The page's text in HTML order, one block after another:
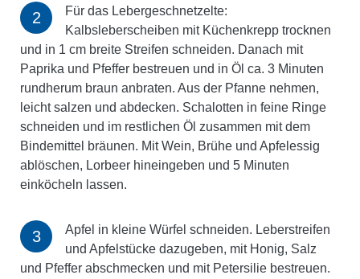
Für das Lebergeschnetzelte:
Kalbsleberscheiben mit Küchenkrepp trocknen
und in 1 cm breite Streifen schneiden. Danach mit
Paprika und Pfeffer bestreuen und in Öl ca. 3 Minuten
rundherum braun anbraten. Aus der Pfanne nehmen,
leicht salzen und abdecken. Schalotten in feine Ringe
schneiden und im restlichen Öl zusammen mit dem
Bindemittel bräunen. Mit Wein, Brühe und Apfelessig
ablöschen, Lorbeer hineingeben und 5 Minuten
einköcheln lassen.
Apfel in kleine Würfel schneiden. Leberstreifen
und Apfelstücke dazugeben, mit Honig, Salz
und Pfeffer abschmecken und mit Petersilie bestreuen.